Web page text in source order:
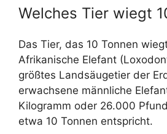
Welches Tier wiegt
Das Tier, das 10 Tonnen
Afrikanische Elefant
größtes Landsäugetier der
erwachsene männliche
Kilogramm oder 26.000
etwa 10 Tonnen entspricht.